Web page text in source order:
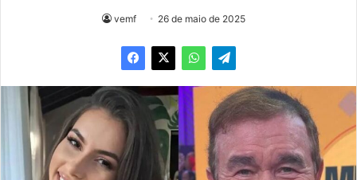
vemf 26 de maio de 2025